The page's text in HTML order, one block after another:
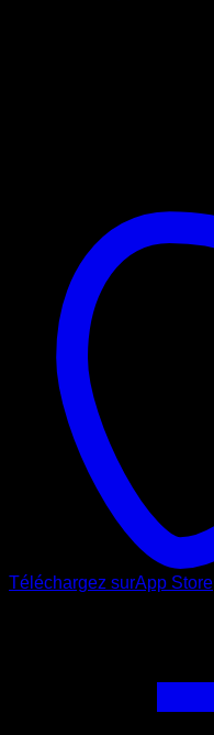
Téléchargez surApp Store